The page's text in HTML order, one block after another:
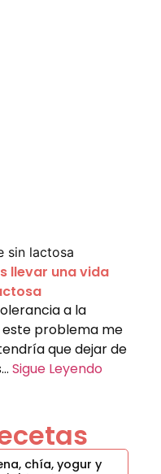
llevar una vida
a la
problema me
que dejar de
Sigue Leyendo
chía, yogur y